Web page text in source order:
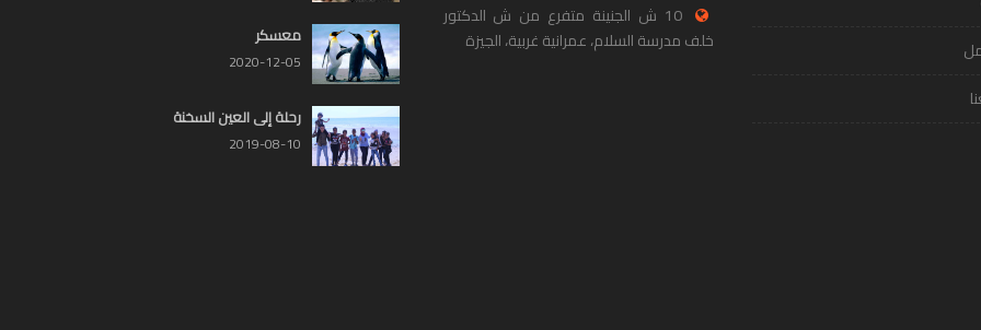
10 ش الجنينة متفرع من ش الدكتور
خلف مدرسة السلام، عمرانية غربية، الجيزة
معسكر
2020-12-05
رحلة إلى العين السخنة
2019-08-10